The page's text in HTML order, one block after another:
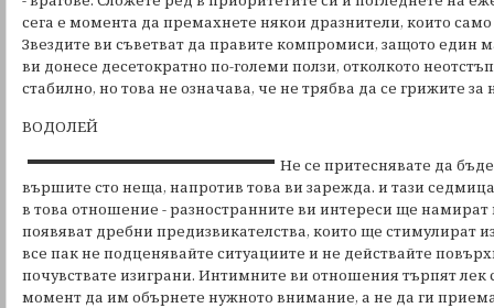
сега е момента да премахнете някои дразнители, които само
Звездите ви съветват да правите компромиси, защото
ви донесе десетократно по-големи ползи, отколкото
стабилно, но това не означава, че не трябва да се грижите за
ВОДОЛЕЙ
Не се притеснявате да
вършите сто неща, напротив това ви зарежда. и тази
в това отношение - разностранните ви интереси ще
появяват дребни предизвикателства, които ще стимулират
все пак не подценявайте ситуациите и не действайте
почувствате изиграни. Интимните ви отношения търпят лек
момент да им обърнете нужното внимание, а не да ги